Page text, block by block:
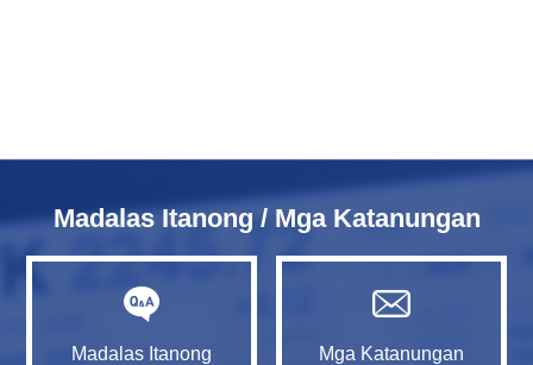
Madalas Itanong / Mga Katanungan
Madalas Itanong Mga Katanungan